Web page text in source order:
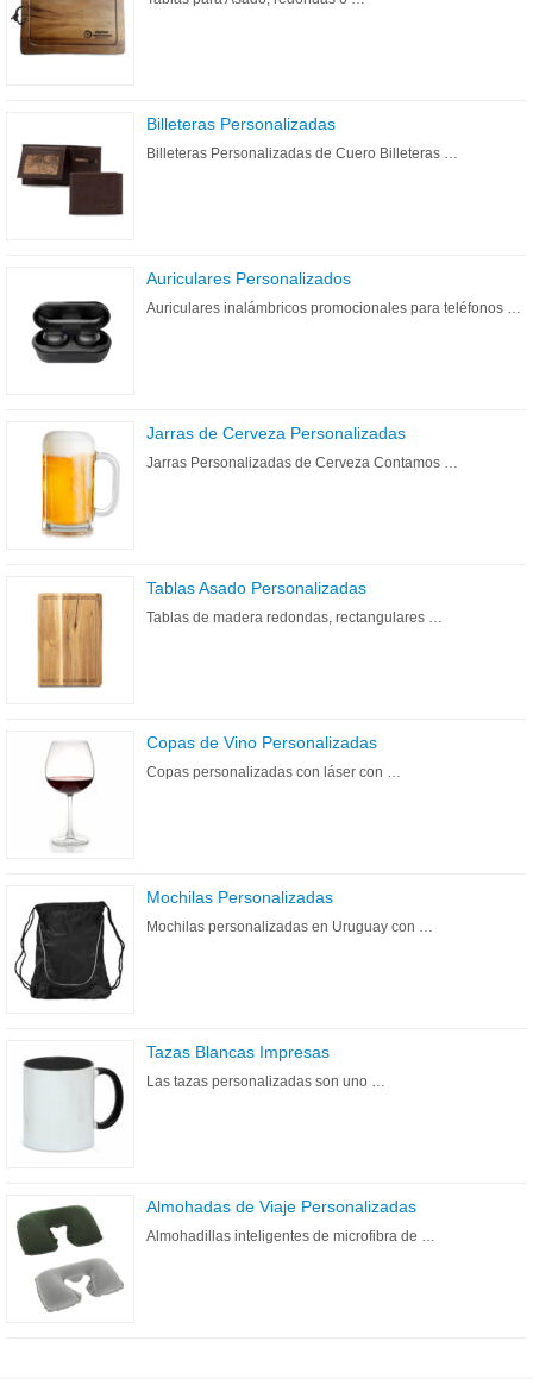
Billeteras Personalizadas
Billeteras Personalizadas de Cuero Billeteras …
Auriculares Personalizados
Auriculares inalámbricos promocionales para teléfonos …
Jarras de Cerveza Personalizadas
Jarras Personalizadas de Cerveza Contamos …
Tablas Asado Personalizadas
Tablas de madera redondas, rectangulares …
Copas de Vino Personalizadas
Copas personalizadas con láser con …
Mochilas Personalizadas
Mochilas personalizadas en Uruguay con …
Tazas Blancas Impresas
Las tazas personalizadas son uno …
Almohadas de Viaje Personalizadas
Almohadillas inteligentes de microfibra de …